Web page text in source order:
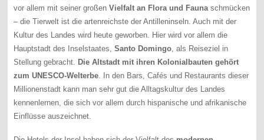
vor allem mit seiner großen Vielfalt an Flora und Faunaschmücken
– die Tierwelt ist die artenreichste der Antilleninseln. Auch mit der
Kultur des Landes wird heute geworben. Hier wird vor allem die
Hauptstadt des Inselstaates,Santo Domingo, als Reiseziel in
Stellung gebracht. Die Altstadt mit ihren Kolonialbauten gehört
zum UNESCO-Welterbe. In den Bars, Cafés und Restaurants dieser
Millionenstadt kann man sehr gut die Alltagskultur des Landes
kennenlernen, die sich vor allem durch hispanische und afrikanische
Einflüsse auszeichnet.